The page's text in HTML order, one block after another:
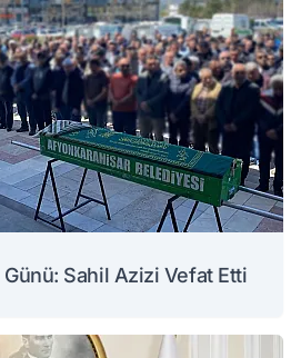
Sahil Azizi Vefat Etti